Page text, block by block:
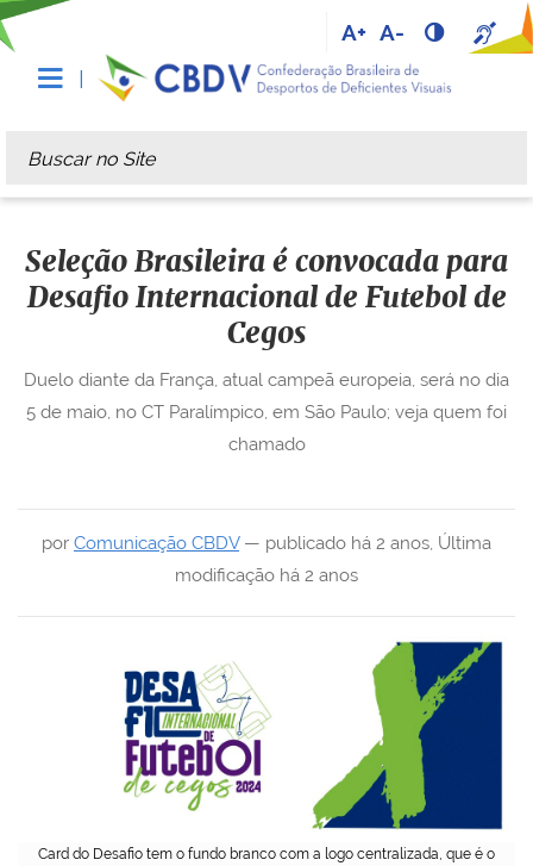
A+ A-
Busca
Busca Avançada…
Card do Desafio tem o fundo branco com a logo centralizada, que é o
Seleção Brasileira é convocada para
Desafio Internacional de Futebol de
Cegos
por Comunicação CBDV— publicado há 2 anos, Última
modificação há 2 anos
Duelo diante da França, atual campeã europeia, será no dia
5 de maio, no CT Paralímpico, em São Paulo; veja quem foi
chamado